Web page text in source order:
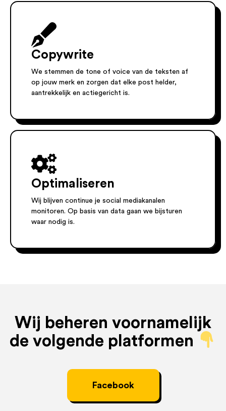
Copywrite
We stemmen de tone of voice van de teksten af
op jouw merk en zorgen dat elke post helder,
aantrekkelijk en actiegericht is.
Optimaliseren
Wij blijven continue je social mediakanalen
monitoren. Op basis van data gaan we bijsturen
waar nodig is.
Wij beheren voornamelijk
de volgende platformen
Facebook